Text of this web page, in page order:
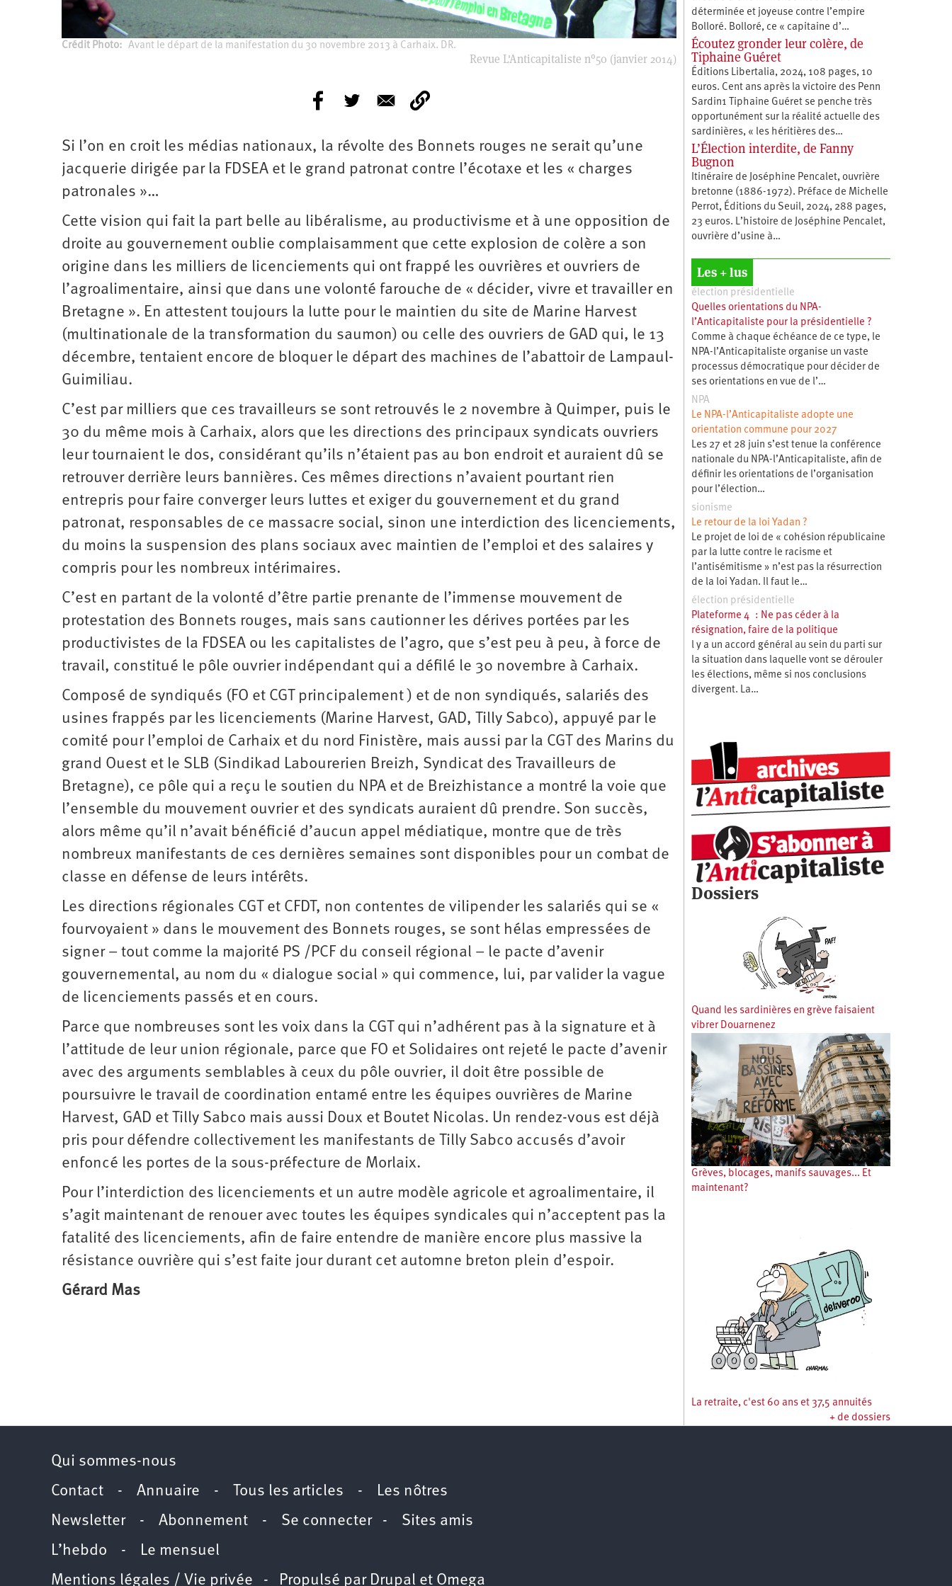
Crédit Photo Avant le départ de la manifestation du 30 novembre 2013 à Carhaix. DR.
Revue L'Anticapitaliste n°50 (janvier 2014)
Si l’on en croit les médias nationaux, la révolte des Bonnets rouges ne serait qu’une
jacquerie dirigée par la FDSEA et le grand patronat contre l’écotaxe et les « charges
patronales »…
Cette vision qui fait la part belle au libéralisme, au productivisme et à une opposition de
droite au gouvernement oublie complaisamment que cette explosion de colère a son
origine dans les milliers de licenciements qui ont frappé les ouvrières et ouvriers de
l’agroalimentaire, ainsi que dans une volonté farouche de « décider, vivre et travailler en
Bretagne ». En attestent toujours la lutte pour le maintien du site de Marine Harvest
(multinationale de la transformation du saumon) ou celle des ouvriers de GAD qui, le 13
décembre, tentaient encore de bloquer le départ des machines de l’abattoir de Lampaul-
Guimiliau.
C’est par milliers que ces travailleurs se sont retrouvés le 2 novembre à Quimper, puis le
30 du même mois à Carhaix, alors que les directions des principaux syndicats ouvriers
leur tournaient le dos, considérant qu’ils n’étaient pas au bon endroit et auraient dû se
retrouver derrière leurs bannières. Ces mêmes directions n’avaient pourtant rien
entrepris pour faire converger leurs luttes et exiger du gouvernement et du grand
patronat, responsables de ce massacre social, sinon une interdiction des licenciements,
du moins la suspension des plans sociaux avec maintien de l’emploi et des salaires y
compris pour les nombreux intérimaires.
C’est en partant de la volonté d’être partie prenante de l’immense mouvement de
protestation des Bonnets rouges, mais sans cautionner les dérives portées par les
productivistes de la FDSEA ou les capitalistes de l’agro, que s’est peu à peu, à force de
travail, constitué le pôle ouvrier indépendant qui a défilé le 30 novembre à Carhaix.
Composé de syndiqués (FO et CGT principalement ) et de non syndiqués, salariés des
usines frappés par les licenciements (Marine Harvest, GAD, Tilly Sabco), appuyé par le
comité pour l’emploi de Carhaix et du nord Finistère, mais aussi par la CGT des Marins du
grand Ouest et le SLB (Sindikad Labourerien Breizh, Syndicat des Travailleurs de
Bretagne), ce pôle qui a reçu le soutien du NPA et de Breizhistance a montré la voie que
l’ensemble du mouvement ouvrier et des syndicats auraient dû prendre. Son succès,
alors même qu’il n’avait bénéficié d’aucun appel médiatique, montre que de très
nombreux manifestants de ces dernières semaines sont disponibles pour un combat de
classe en défense de leurs intérêts.
Les directions régionales CGT et CFDT, non contentes de vilipender les salariés qui se «
fourvoyaient » dans le mouvement des Bonnets rouges, se sont hélas empressées de
signer – tout comme la majorité PS /PCF du conseil régional – le pacte d’avenir
gouvernemental, au nom du « dialogue social » qui commence, lui, par valider la vague
de licenciements passés et en cours.
Parce que nombreuses sont les voix dans la CGT qui n’adhérent pas à la signature et à
l’attitude de leur union régionale, parce que FO et Solidaires ont rejeté le pacte d’avenir
avec des arguments semblables à ceux du pôle ouvrier, il doit être possible de
poursuivre le travail de coordination entamé entre les équipes ouvrières de Marine
Harvest, GAD et Tilly Sabco mais aussi Doux et Boutet Nicolas. Un rendez-vous est déjà
pris pour défendre collectivement les manifestants de Tilly Sabco accusés d’avoir
enfoncé les portes de la sous-préfecture de Morlaix.
Pour l’interdiction des licenciements et un autre modèle agricole et agroalimentaire, il
s’agit maintenant de renouer avec toutes les équipes syndicales qui n’acceptent pas la
fatalité des licenciements, afin de faire entendre de manière encore plus massive la
résistance ouvrière qui s’est faite jour durant cet automne breton plein d’espoir.
Gérard Mas
déterminée et joyeuse contre l’empire
Bolloré. Bolloré, ce « capitaine d’…
Écoutez gronder leur colère, de
Tiphaine Guéret
Éditions Libertalia, 2024, 108 pages, 10
euros. Cent ans après la victoire des Penn
Sardin1 Tiphaine Guéret se penche très
opportunément sur la réalité actuelle des
sardinières, « les héritières des…
L’Élection interdite, de Fanny
Bugnon
Itinéraire de Joséphine Pencalet, ouvrière
bretonne (1886-1972). Préface de Michelle
Perrot, Éditions du Seuil, 2024, 288 pages,
23 euros. L’histoire de Joséphine Pencalet,
ouvrière d’usine à…
Les + lus
élection présidentielle
Quelles orientations du NPA-
l’Anticapitaliste pour la présidentielle ?
Comme à chaque échéance de ce type, le
NPA-l’Anticapitaliste organise un vaste
processus démocratique pour décider de
ses orientations en vue de l’…
NPA
Le NPA-l’Anticapitaliste adopte une
orientation commune pour 2027
Les 27 et 28 juin s’est tenue la conférence
nationale du NPA-l’Anticapitaliste, afin de
définir les orientations de l’organisation
pour l’élection…
sionisme
Le retour de la loi Yadan ?
Le projet de loi de « cohésion républicaine
par la lutte contre le racisme et
l’antisémitisme » n’est pas la résurrection
de la loi Yadan. Il faut le…
élection présidentielle
Plateforme 4 : Ne pas céder à la
résignation, faire de la politique
l y a un accord général au sein du parti sur
la situation dans laquelle vont se dérouler
les élections, même si nos conclusions
divergent. La…
Dossiers
Quand les sardinières en grève faisaient
vibrer Douarnenez
Grèves, blocages, manifs sauvages... Et
maintenant?
La retraite, c'est 60 ans et 37,5 annuités
+ de dossiers
Qui sommes-nous
Contact - Annuaire - Tous les articles - Les nôtres
Newsletter- Abonnement - Se connecter- Sites amis
L’hebdo - Le mensuel
Mentions légales / Vie privée - Propulsé par Drupal et Omega